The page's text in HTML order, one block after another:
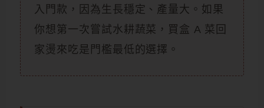
入門款，因為生長穩定、產量大。如果
你想第一次嘗試水耕蔬菜，買盒 A 菜回
家燙來吃是門檻最低的選擇。